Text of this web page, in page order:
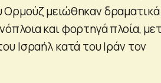
μειώθηκαν δραματικά
και φορτηγά πλοία,
Ισραήλ κατά του Ιράν τον